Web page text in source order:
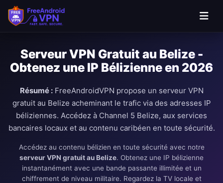
Aller au contenu principal
Serveur VPN Gratuit au Belize -
Obtenez une IP Bélizienne en 2026
Résumé :FreeAndroidVPN propose un serveur VPN
gratuit au Belize acheminant le trafic via des adresses IP
béliziennes. Accédez à Channel 5 Belize, aux services
bancaires locaux et au contenu caribéen en toute sécurité.
Accédez au contenu bélizien en toute sécurité avec notre
serveur VPN gratuit au Belize. Obtenez une IP bélizienne
instantanément avec une bande passante illimitée et un
chiffrement de niveau militaire. Regardez la TV locale et